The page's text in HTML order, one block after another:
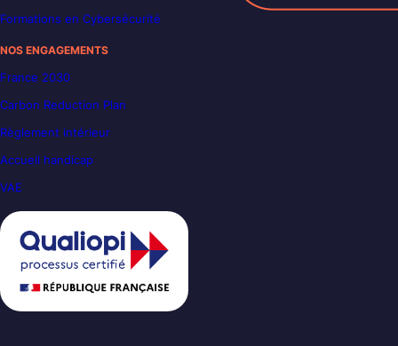
Formations en Cybersécurité
NOS ENGAGEMENTS
France 2030
Carbon Reduction Plan
Règlement intérieur
Accueil handicap
VAE